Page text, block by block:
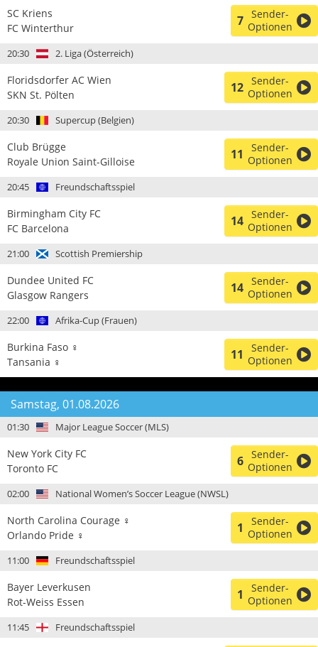
SC Kriens
FC Winterthur
7 Sender-
Optionen
20:30 2. Liga (Österreich)
Floridsdorfer AC Wien
SKN St. Pölten
12 Sender-
Optionen
20:30 Supercup (Belgien)
Club Brügge
Royale Union Saint-Gilloise
11
Sender-
Optionen
20:45 Freundschaftsspiel
Birmingham City FC
FC Barcelona
14 Sender-
Optionen
21:00 Scottish Premiership
Dundee United FC
Glasgow Rangers
14 Sender-
Optionen
22:00 Afrika-Cup (Frauen)
Burkina Faso ♀
Tansania ♀
11
Sender-
Optionen
Samstag, 01.08.2026
01:30 Major League Soccer (MLS)
New York City FC
Toronto FC
6 Sender-
Optionen
02:00 National Women’s Soccer League (NWSL)
North Carolina Courage ♀
Orlando Pride ♀
1
Sender-
Optionen
11:00 Freundschaftsspiel
Bayer Leverkusen
Rot-Weiss Essen
1
Sender-
Optionen
11:45 Freundschaftsspiel